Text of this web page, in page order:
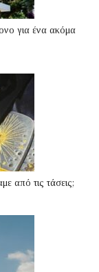
για ένα ακόμα
από τις τάσεις;